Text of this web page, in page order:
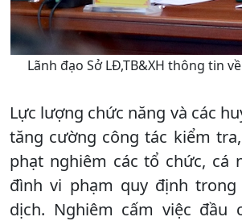
Lãnh đạo Sở LĐ,TB&XH thông tin
Lực lượng chức năng và các
tăng cường công tác kiểm
phạt nghiêm các tổ chức, cá
đình vi phạm quy định trong
dịch. Nghiêm cấm việc đầu